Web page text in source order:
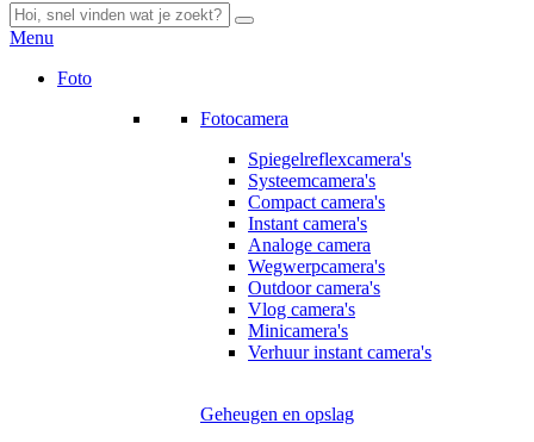
Menu
Foto
Fotocamera
Spiegelreflexcamera's
Systeemcamera's
Compact camera's
Instant camera's
Analoge camera
Wegwerpcamera's
Outdoor camera's
Vlog camera's
Minicamera's
Verhuur instant camera's
Geheugen en opslag